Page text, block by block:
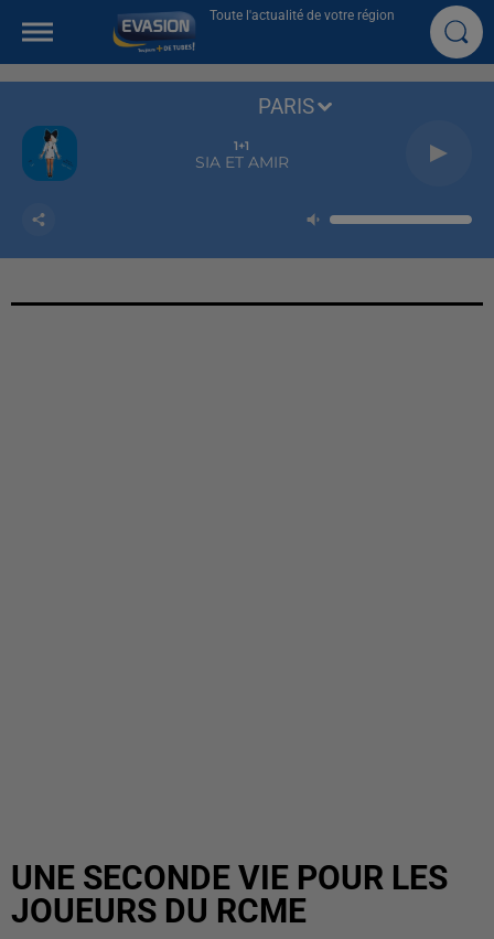
Toute l'actualité de votre région
1+1
SIA ET AMIR
PARIS
UNE SECONDE VIE POUR LES
JOUEURS DU RCME